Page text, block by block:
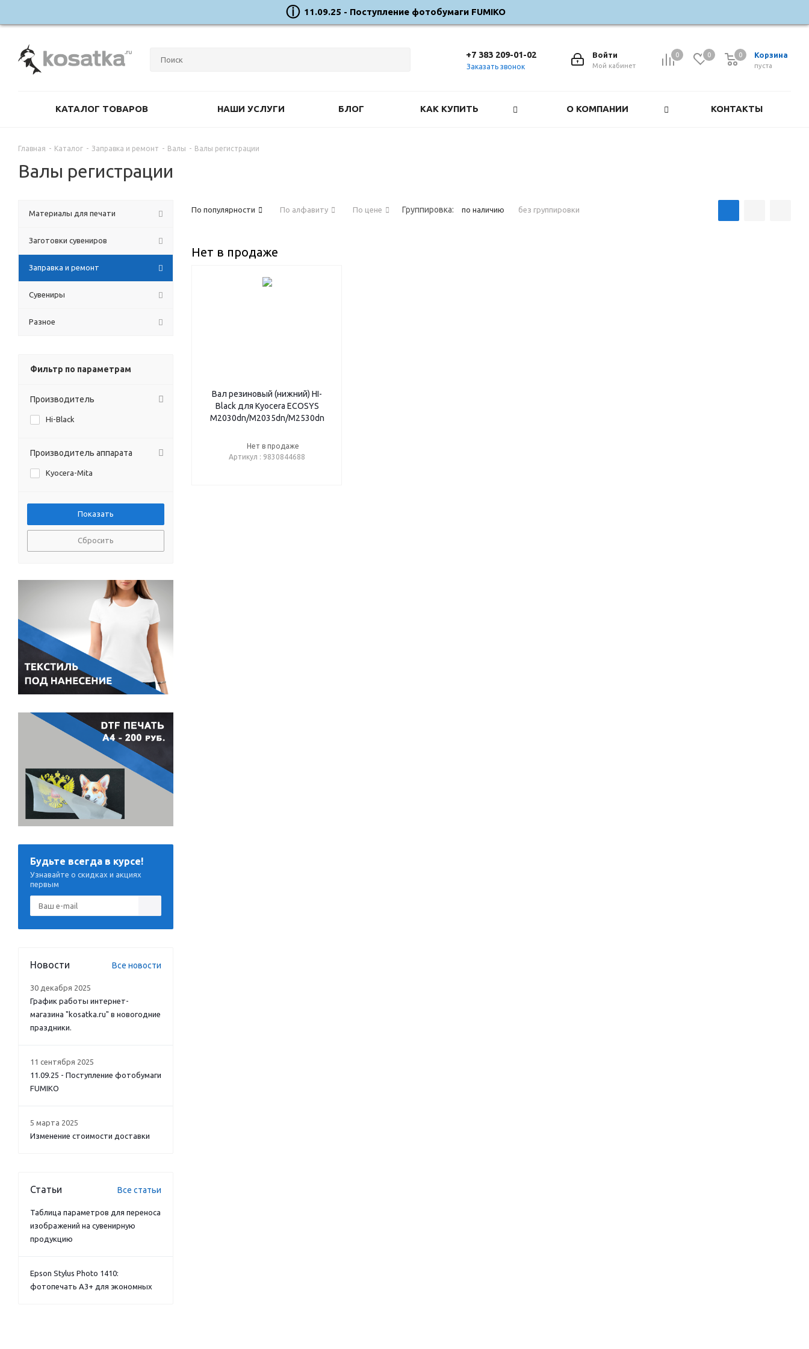
11.09.25 - Поступление фотобумаги FUMIKO
0 0 Корзина
0
пуста
0
Войти
Мой кабинет
+7 383 209-01-02
Заказать звонок
КАТАЛОГ ТОВАРОВ НАШИ УСЛУГИ БЛОГ КАК КУПИТЬ О КОМПАНИИ КОНТАКТЫ
Главная - Каталог - Заправка и ремонт - Валы - Валы регистрации
Валы регистрации
По популярности По алфавиту По цене Группировка: по наличию без группировки
Нет в продаже
Вал резиновый (нижний) HI-
Black для Kyocera ECOSYS
M2030dn/M2035dn/M2530dn
Нет в продаже
Артикул : 9830844688
Материалы для печати
Заготовки сувениров
Заправка и ремонт
Сувениры
Разное
Фильтр по параметрам
Производитель
Hi-Black
Производитель аппарата
Kyocera-Mita
Сбросить
Будьте всегда в курсе!
Узнавайте о скидках и акциях
первым
Новости Все новости
30 декабря 2025
График работы интернет-
магазина "kosatka.ru" в новогодние
праздники.
11 сентября 2025
11.09.25 - Поступление фотобумаги
FUMIKO
5 марта 2025
Изменение стоимости доставки
Статьи Все статьи
Таблица параметров для переноса
изображений на сувенирную
продукцию
Epson Stylus Photo 1410:
фотопечать А3+ для экономных